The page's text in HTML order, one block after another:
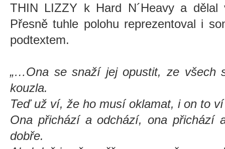
THIN LIZZY k Hard N´Heavy a dělal
Přesně tuhle polohu reprezentoval i
podtextem.
„…Ona se snaží jej opustit, ze všech
kouzla.
Teď už ví, že ho musí oklamat, i on to
Ona přichází a odchází, ona
dobře.